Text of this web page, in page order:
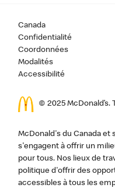
Canada
Confidentialité
Coordonnées
Modalités
Accessibilité
© 2025 McDonald’s.
McDonald's du Canada
s'engagent à offrir un
pour tous. Nos lieux de
politique d'offrir des
accessibles à tous les